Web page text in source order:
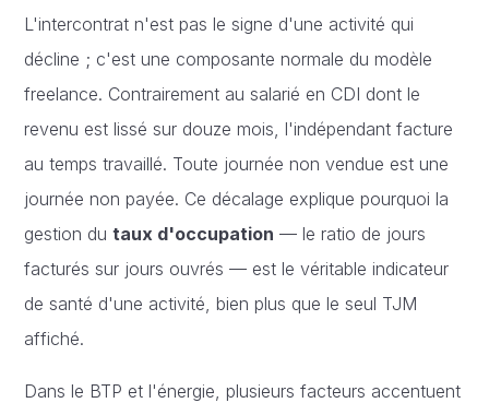
L'intercontrat n'est pas le signe d'une activité qui
décline ; c'est une composante normale du modèle
freelance. Contrairement au salarié en CDI dont le
revenu est lissé sur douze mois, l'indépendant facture
au temps travaillé. Toute journée non vendue est une
journée non payée. Ce décalage explique pourquoi la
gestion dutaux d'occupation — le ratio de jours
facturés sur jours ouvrés — est le véritable indicateur
de santé d'une activité, bien plus que le seul TJM
affiché.
Dans le BTP et l'énergie, plusieurs facteurs accentuent